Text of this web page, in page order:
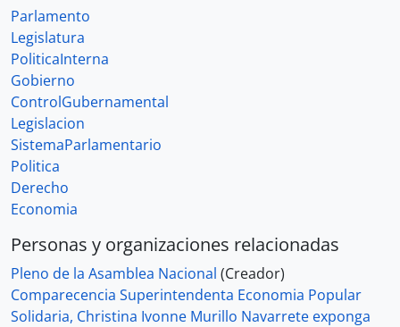
Parlamento
Legislatura
PoliticaInterna
Gobierno
ControlGubernamental
Legislacion
SistemaParlamentario
Politica
Derecho
Economia
Personas y organizaciones relacionadas
Pleno de la Asamblea Nacional (Creador)
Comparecencia Superintendenta Economia Popular
Solidaria, Christina Ivonne Murillo Navarrete exponga